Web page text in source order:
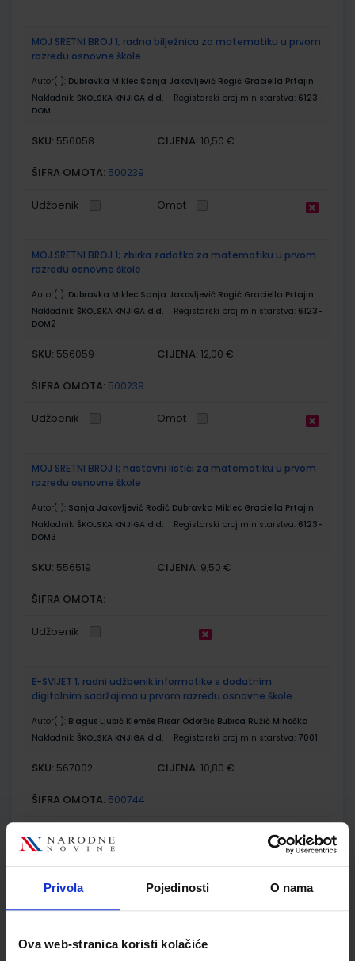
Privola Pojedinosti O nama
Ova web-stranica koristi kolačiće
MOJ SRETNI BROJ 1; radna bilježnica za matematiku u prvom
razredu osnovne škole
Autor(i): Dubravka Miklec Sanja Jakovljević Rogić Graciella Prtajin
Nakladnik: ŠKOLSKA KNJIGA d.d. Registarski broj ministarstva: 6123-
DOM
SKU: 556058 CIJENA: 10,50 €
ŠIFRA OMOTA: 500239
Udžbenik Omot
MOJ SRETNI BROJ 1; zbirka zadatka za matematiku u prvom
razredu osnovne škole
Autor(i): Dubravka Miklec Sanja Jakovljević Rogić Graciella Prtajin
Nakladnik: ŠKOLSKA KNJIGA d.d. Registarski broj ministarstva: 6123-
DOM2
SKU: 556059 CIJENA: 12,00 €
ŠIFRA OMOTA: 500239
Udžbenik Omot
MOJ SRETNI BROJ 1; nastavni listići za matematiku u prvom
razredu osnovne škole
Autor(i): Sanja Jakovljević Rodić Dubravka Miklec Graciella Prtajin
Nakladnik: ŠKOLSKA KNJIGA d.d. Registarski broj ministarstva: 6123-
DOM3
SKU: 556519 CIJENA: 9,50 €
ŠIFRA OMOTA:
Udžbenik
E-SVIJET 1; radni udžbenik informatike s dodatnim
digitalnim sadržajima u prvom razredu osnovne škole
Autor(i): Blagus Ljubić Klemše Flisar Odorčić Bubica Ružić Mihočka
Nakladnik: ŠKOLSKA KNJIGA d.d. Registarski broj ministarstva: 7001
SKU: 567002 CIJENA: 10,80 €
ŠIFRA OMOTA: 500744
E-SVIJET 1; radna bilježnica informatike u prvom razredu
osnovne škole
Nakladnik:
ŠKOLSKA KNJIGA d.d. Registarski broj ministarstva:
DOM